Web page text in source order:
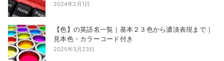
2024年2月1日
【色】の英語名一覧｜基本２３色から濃淡表現まで｜
見本色・カラーコード付き
2025年3月23日